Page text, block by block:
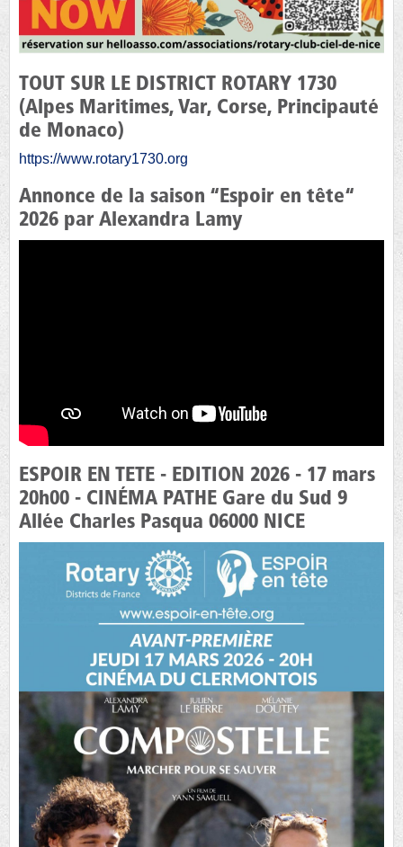
TOUT SUR LE DISTRICT ROTARY 1730
(Alpes Maritimes, Var, Corse, Principauté
de Monaco)
https://www.rotary1730.org
Annonce de la saison “Espoir en tête“
2026 par Alexandra Lamy
ESPOIR EN TETE - EDITION 2026 - 17 mars
20h00 - CINÉMA PATHE Gare du Sud 9
Allée Charles Pasqua 06000 NICE